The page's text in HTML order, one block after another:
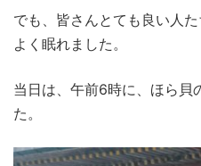
でも、皆さんとても良い人
よく眠れました。
当日は、午前6時に、ほら貝
た。